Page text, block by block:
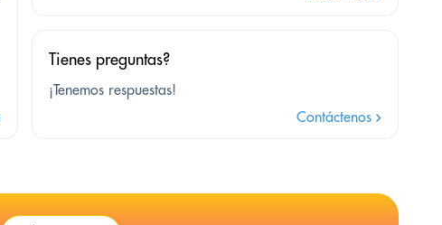
Tienes preguntas?
¡Tenemos respuestas!
Contáctenos